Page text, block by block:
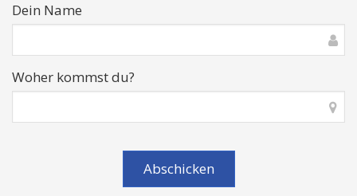
Dein Name
Woher kommst du?